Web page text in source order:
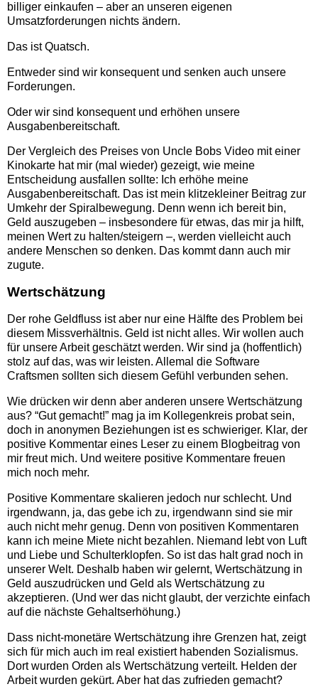
billiger einkaufen – aber an unseren eigenen
Umsatzforderungen nichts ändern.
Das ist Quatsch.
Entweder sind wir konsequent und senken auch unsere
Forderungen.
Oder wir sind konsequent und erhöhen unsere
Ausgabenbereitschaft.
Der Vergleich des Preises von Uncle Bobs Video mit einer
Kinokarte hat mir (mal wieder) gezeigt, wie meine
Entscheidung ausfallen sollte: Ich erhöhe meine
Ausgabenbereitschaft. Das ist mein klitzekleiner Beitrag zur
Umkehr der Spiralbewegung. Denn wenn ich bereit bin,
Geld auszugeben – insbesondere für etwas, das mir ja hilft,
meinen Wert zu halten/steigern –, werden vielleicht auch
andere Menschen so denken. Das kommt dann auch mir
zugute.
Wertschätzung
Der rohe Geldfluss ist aber nur eine Hälfte des Problem bei
diesem Missverhältnis. Geld ist nicht alles. Wir wollen auch
für unsere Arbeit geschätzt werden. Wir sind ja (hoffentlich)
stolz auf das, was wir leisten. Allemal die Software
Craftsmen sollten sich diesem Gefühl verbunden sehen.
Wie drücken wir denn aber anderen unsere Wertschätzung
aus? “Gut gemacht!” mag ja im Kollegenkreis probat sein,
doch in anonymen Beziehungen ist es schwieriger. Klar, der
positive Kommentar eines Leser zu einem Blogbeitrag von
mir freut mich. Und weitere positive Kommentare freuen
mich noch mehr.
Positive Kommentare skalieren jedoch nur schlecht. Und
irgendwann, ja, das gebe ich zu, irgendwann sind sie mir
auch nicht mehr genug. Denn von positiven Kommentaren
kann ich meine Miete nicht bezahlen. Niemand lebt von Luft
und Liebe und Schulterklopfen. So ist das halt grad noch in
unserer Welt. Deshalb haben wir gelernt, Wertschätzung in
Geld auszudrücken und Geld als Wertschätzung zu
akzeptieren. (Und wer das nicht glaubt, der verzichte einfach
auf die nächste Gehaltserhöhung.)
Dass nicht-monetäre Wertschätzung ihre Grenzen hat, zeigt
sich für mich auch im real existiert habenden Sozialismus.
Dort wurden Orden als Wertschätzung verteilt. Helden der
Arbeit wurden gekürt. Aber hat das zufrieden gemacht?